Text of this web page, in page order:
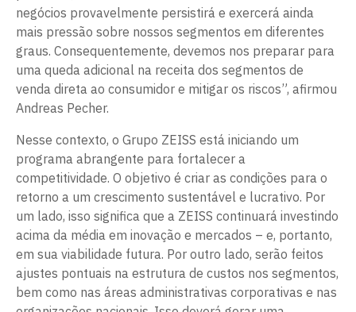
negócios provavelmente persistirá e exercerá ainda
mais pressão sobre nossos segmentos em diferentes
graus. Consequentemente, devemos nos preparar para
uma queda adicional na receita dos segmentos de
venda direta ao consumidor e mitigar os riscos”, afirmou
Andreas Pecher.
Nesse contexto, o Grupo ZEISS está iniciando um
programa abrangente para fortalecer a
competitividade. O objetivo é criar as condições para o
retorno a um crescimento sustentável e lucrativo. Por
um lado, isso significa que a ZEISS continuará investindo
acima da média em inovação e mercados – e, portanto,
em sua viabilidade futura. Por outro lado, serão feitos
ajustes pontuais na estrutura de custos nos segmentos,
bem como nas áreas administrativas corporativas e nas